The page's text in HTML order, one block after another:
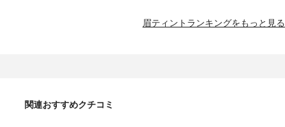
眉ティントランキングをもっと見る
関連おすすめクチコミ